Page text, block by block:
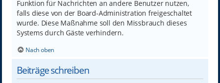
Funktion für Nachrichten an andere Benutzer nutzen,
falls diese von der Board-Administration freigeschaltet
wurde. Diese Maßnahme soll den Missbrauch dieses
Systems durch Gäste verhindern.
Nach oben
Beiträge schreiben